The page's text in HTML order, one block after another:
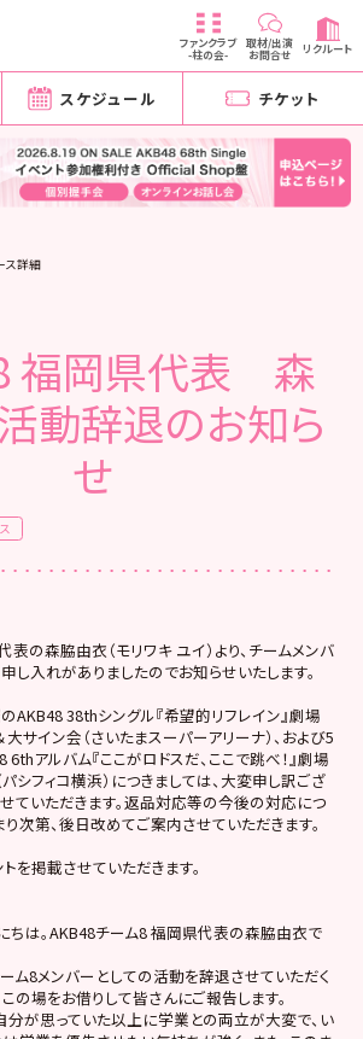
ファンクラブ
-柱の会-
取材/出演
お問合せ リクルート
スケジュール チケット
ス詳細
福岡県代表 森
動辞退のお知ら
せ
の森脇由衣（モリワキ ユイ）より、チームメンバ
し入れがありましたのでお知らせいたします。
AKB48 38thシングル『希望的リフレイン』劇場
サイン会（さいたまスーパーアリーナ）、および5
アルバム『ここがロドスだ、ここで跳べ！』劇場
シフィコ横浜）につきましては、大変申し訳ござ
ていただきます。返品対応等の今後の対応につ
次第、後日改めてご案内させていただきます。
を掲載させていただきます。
にちは。AKB48チーム8 福岡県代表の森脇由衣で
ム8メンバーとしての活動を辞退させていただく
の場をお借りして皆さんにご報告します。
分が思っていた以上に学業との両立が大変で、い